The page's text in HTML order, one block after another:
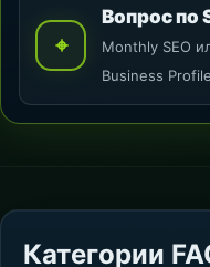
⌖
Вопрос по
Monthly SEO
Business Profile
Категории